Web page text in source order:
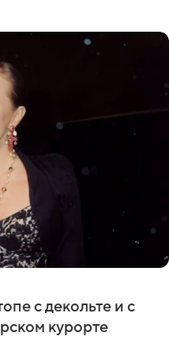
с декольте и с
курорте